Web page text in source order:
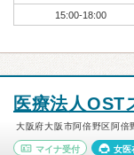
15:00-18:00
医療法人OST
大阪府大阪市阿倍野区阿倍
マイナ受付 女医